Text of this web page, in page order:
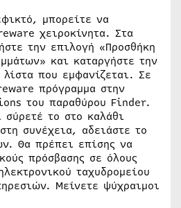
μπορείτε να
χειροκίνητα. Στα
την επιλογή «Προσθήκη
και καταργήστε την
που εμφανίζεται. Σε
πρόγραμμα στην
του παραθύρου Finder.
σύρετέ το στο καλάθι
συνέχεια, αδειάστε το
Θα πρέπει επίσης να
πρόσβασης σε όλους
ταχυδρομείου
Μείνετε ψύχραιμοι